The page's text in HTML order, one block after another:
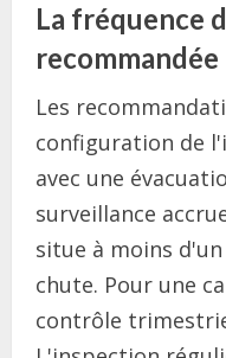
La fréquence
recommandée
Les
configuration de
avec une
surveillance
situe à moins
chute. Pour une
contrôle